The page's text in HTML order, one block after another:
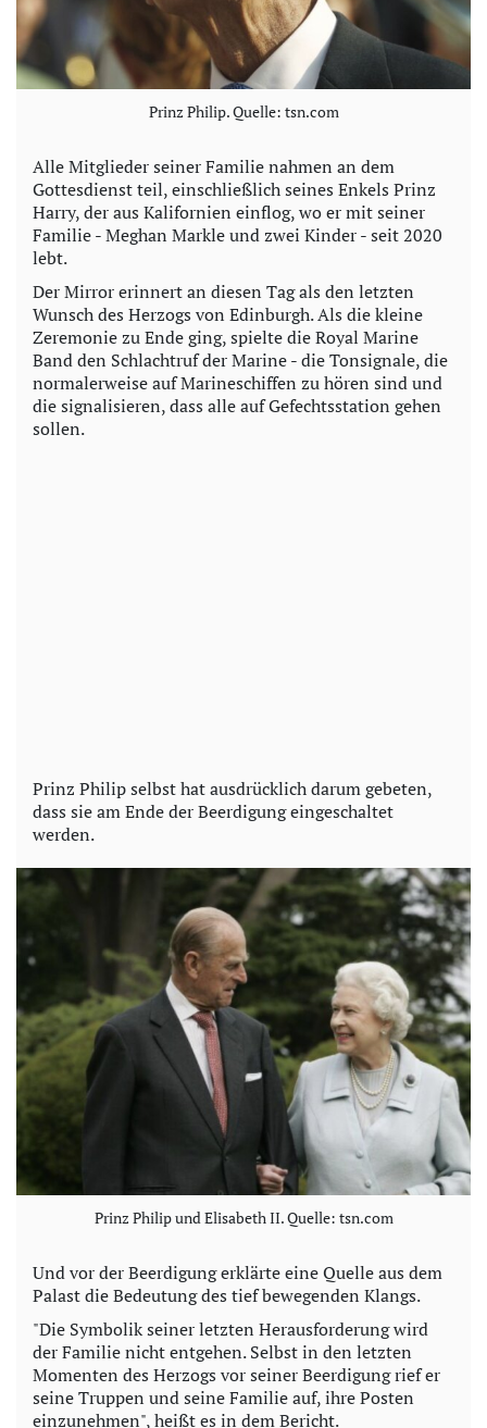
Prinz Philip. Quelle: tsn.com
Alle Mitglieder seiner Familie nahmen an dem
Gottesdienst teil, einschließlich seines Enkels Prinz
Harry, der aus Kalifornien einflog, wo er mit seiner
Familie - Meghan Markle und zwei Kinder - seit 2020
lebt.
Der Mirror erinnert an diesen Tag als den letzten
Wunsch des Herzogs von Edinburgh. Als die kleine
Zeremonie zu Ende ging, spielte die Royal Marine
Band den Schlachtruf der Marine - die Tonsignale, die
normalerweise auf Marineschiffen zu hören sind und
die signalisieren, dass alle auf Gefechtsstation gehen
sollen.
Prinz Philip selbst hat ausdrücklich darum gebeten,
dass sie am Ende der Beerdigung eingeschaltet
werden.
Prinz Philip und Elisabeth II. Quelle: tsn.com
Und vor der Beerdigung erklärte eine Quelle aus dem
Palast die Bedeutung des tief bewegenden Klangs.
"Die Symbolik seiner letzten Herausforderung wird
der Familie nicht entgehen. Selbst in den letzten
Momenten des Herzogs vor seiner Beerdigung rief er
seine Truppen und seine Familie auf, ihre Posten
einzunehmen", heißt es in dem Bericht.